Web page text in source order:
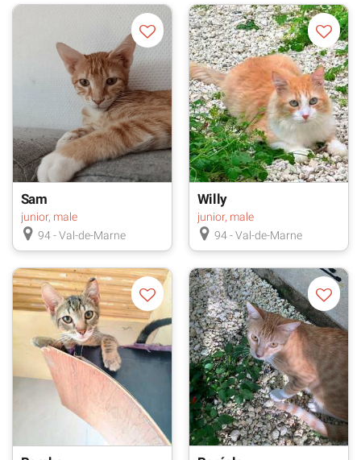
Sam
junior, male
94 - Val-de-Marne
Willy
junior, male
94 - Val-de-Marne